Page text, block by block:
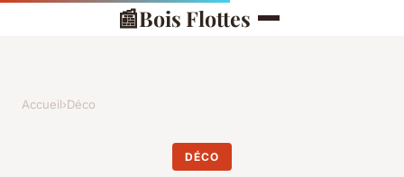
📰Bois Flottes
Accueil›Déco
DÉCO